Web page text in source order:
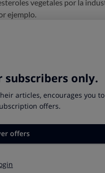
vegetales por la
ejemplo.
con
Danacol, Benecol o
ActúaCol de